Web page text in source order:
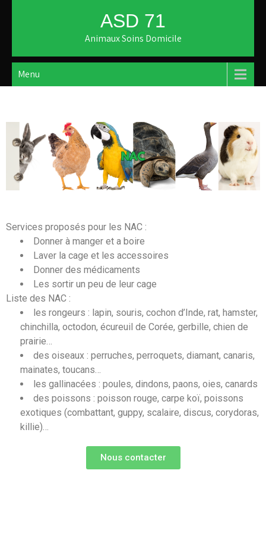
ASD 71
Animaux Soins Domicile
Menu
Services proposés pour les NAC :
Donner à manger et a boire
Laver la cage et les accessoires
Donner des médicaments
Les sortir un peu de leur cage
Liste des NAC :
les rongeurs : lapin, souris, cochon d’Inde, rat, hamster,
chinchilla, octodon, écureuil de Corée, gerbille, chien de
prairie…
des oiseaux : perruches, perroquets, diamant, canaris,
mainates, toucans…
les gallinacées : poules, dindons, paons, oies, canards
des poissons : poisson rouge, carpe koï, poissons
exotiques (combattant, guppy, scalaire, discus, corydoras,
killie)…
Nous contacter